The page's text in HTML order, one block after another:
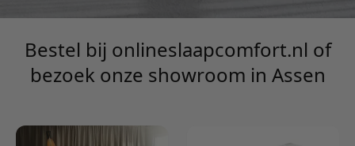
Bestel bij onlineslaapcomfort.nl of
bezoek onze showroom in Assen